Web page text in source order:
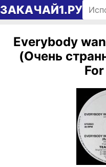
Перейти к содержимому
ЗАКАЧАЙ1.РУ
Everybody
(Очень